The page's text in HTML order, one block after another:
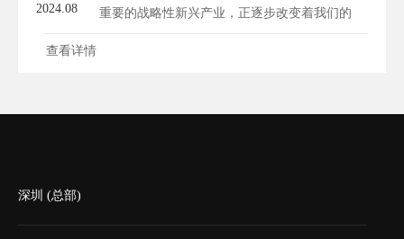
2024.08
重要的战略性新兴产业，正逐步改变着我们的
生...
查看详情
深圳 (总部)